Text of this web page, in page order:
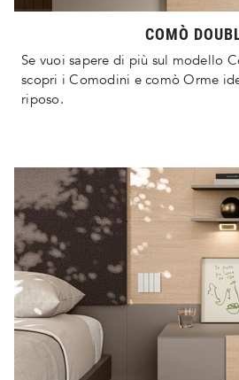
COMÒ
Se vuoi sapere di più sul modello
scopri i Comodini e comò Orme
riposo.